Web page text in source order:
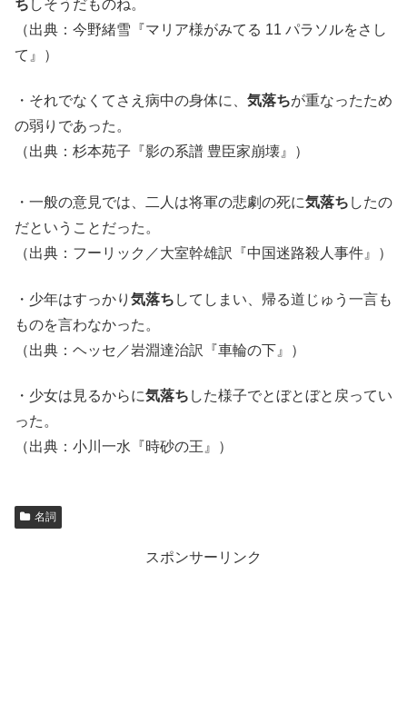
ち しそうだものね。
（出典：今野緒雪『マリア様がみてる 11 パラソルをさし
て』）
・それでなくてさえ病中の身体に、 気落ちが重なったため
の弱りであった。
（出典：杉本苑子『影の系譜 豊臣家崩壊』）
・一般の意見では、二人は将軍の悲劇の死に気落ち したの
だということだった。
（出典：フーリック／大室幹雄訳『中国迷路殺人事件』）
・少年はすっかり 気落ち してしまい、帰る道じゅう一言も
ものを言わなかった。
（出典：ヘッセ／岩淵達治訳『車輪の下』）
・少女は見るからに気落ち した様子でとぼとぼと戻ってい
った。
（出典：小川一水『時砂の王』）
名詞
スポンサーリンク